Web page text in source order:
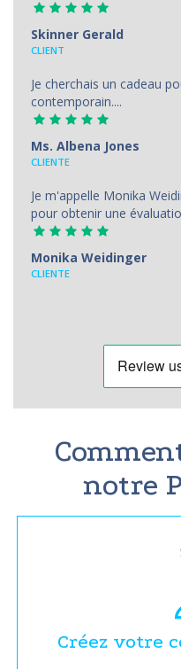
Skinner Gerald
CLIENT
Je cherchais un cadeau
contemporain....
Ms. Albena Jones
CLIENTE
Je m'appelle Monika
pour obtenir une
Monika Weidinger
CLIENTE
notre
Créez votre